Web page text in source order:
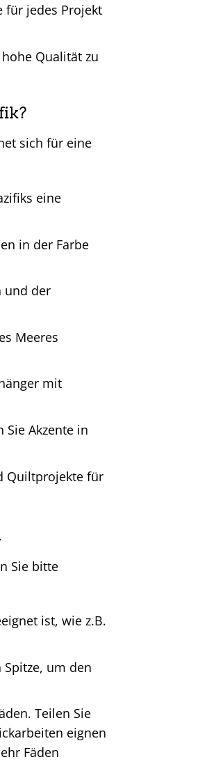
für jedes Projekt
Qualität zu
sich für eine
eine
in der Farbe
und der
Meeres
mit
Sie Akzente in
Quiltprojekte für
Sie bitte
ist, wie z.B.
um den
Teilen Sie
eignen
Fäden